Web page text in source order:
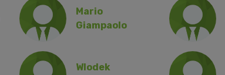
Mario
Giampaolo
Wlodek